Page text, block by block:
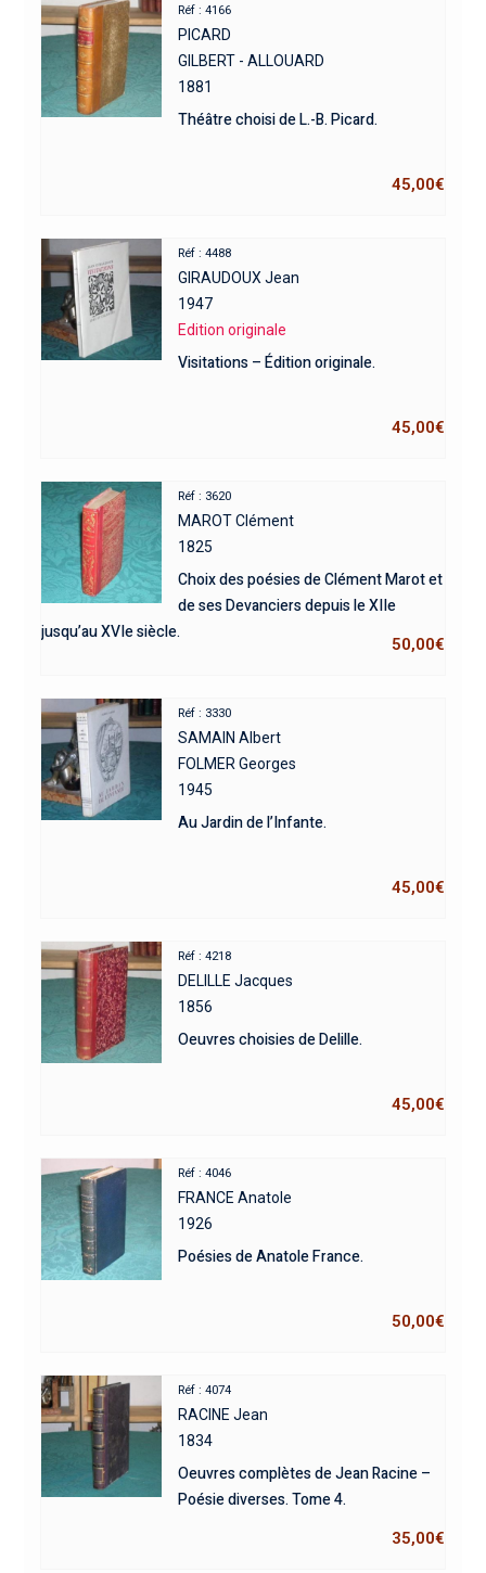
Réf : 4166
PICARD
GILBERT - ALLOUARD
1881
Théâtre choisi de L.-B. Picard.
45,00€
Réf : 4488
GIRAUDOUX Jean
1947
Edition originale
Visitations – Édition originale.
45,00€
Réf : 3620
MAROT Clément
1825
Choix des poésies de Clément Marot et
de ses Devanciers depuis le XIIe
jusqu’au XVIe siècle.
50,00€
Réf : 3330
SAMAIN Albert
FOLMER Georges
1945
Au Jardin de l’Infante.
45,00€
Réf : 4218
DELILLE Jacques
1856
Oeuvres choisies de Delille.
45,00€
Réf : 4046
FRANCE Anatole
1926
Poésies de Anatole France.
50,00€
Réf : 4074
RACINE Jean
1834
Oeuvres complètes de Jean Racine –
Poésie diverses. Tome 4.
35,00€